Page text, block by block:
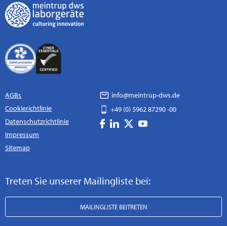
AGBs
Cookierichtlinie
Datenschutzrichtlinie
Impressum
Sitemap
info@meintrup-dws.de
+49 (0) 5962 87290 -00
Treten Sie unserer Mailingliste bei:
MAILINGLISTE BEITRETEN